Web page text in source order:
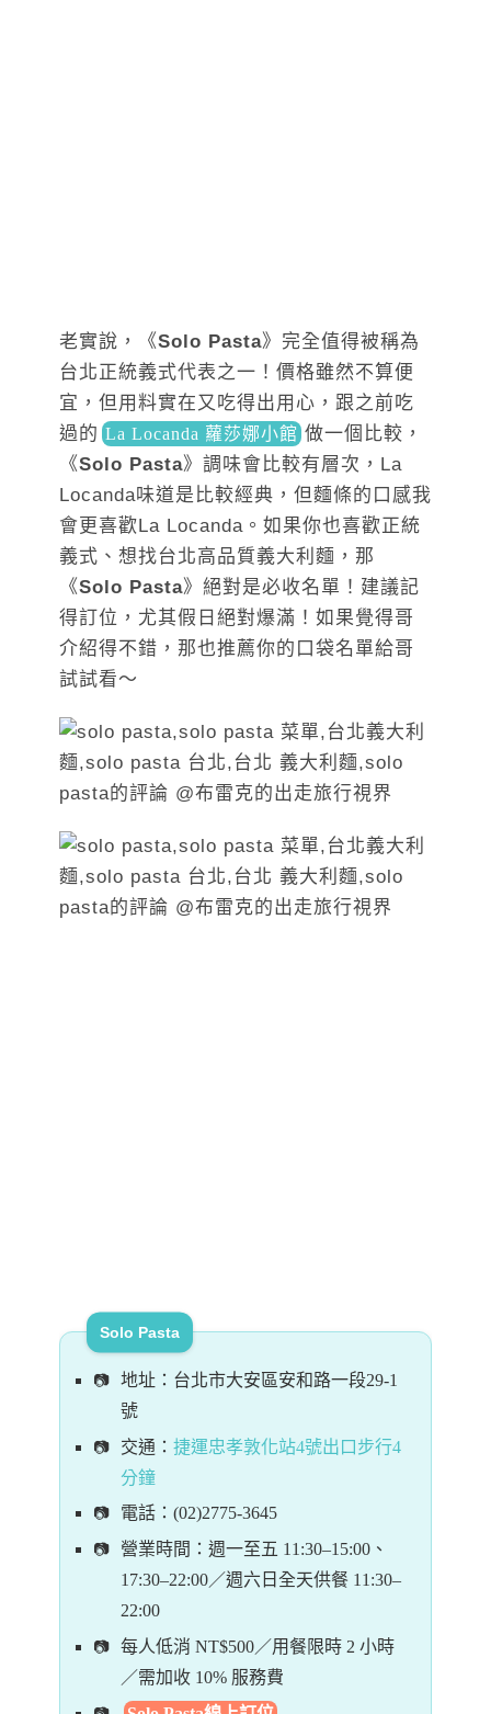
老實說，《Solo Pasta》完全值得被稱為
台北正統義式代表之一！價格雖然不算便
宜，但用料實在又吃得出用心，跟之前吃
過的 La Locanda 蘿莎娜小館 做一個比較，
《Solo Pasta》調味會比較有層次，La
Locanda味道是比較經典，但麵條的口感我
會更喜歡La Locanda。如果你也喜歡正統
義式、想找台北高品質義大利麵，那
《Solo Pasta》絕對是必收名單！建議記
得訂位，尤其假日絕對爆滿！如果覺得哥
介紹得不錯，那也推薦你的口袋名單給哥
試試看～
Solo Pasta
地址：台北市大安區安和路一段29-1
號
交通： 捷運忠孝敦化站4號出口步行4
分鐘
電話：(02)2775-3645
營業時間：週一至五 11:30–15:00、
17:30–22:00／週六日全天供餐 11:30–
22:00
每人低消 NT$500／用餐限時 2 小時
／需加收 10% 服務費